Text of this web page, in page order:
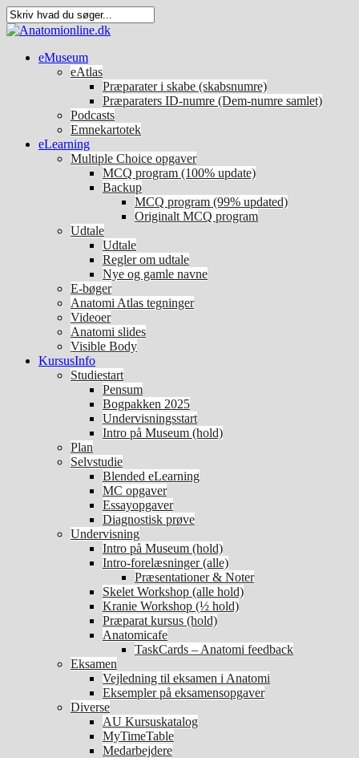
eMuseum
eAtlas
Præparater i skabe (skabsnumre)
Præparaters ID-numre (Dem-numre samlet)
Podcasts
Emnekartotek
eLearning
Multiple Choice opgaver
MCQ program (100% update)
Backup
MCQ program (99% updated)
Originalt MCQ program
Udtale
Udtale
Regler om udtale
Nye og gamle navne
E-bøger
Anatomi Atlas tegninger
Videoer
Anatomi slides
Visible Body
KursusInfo
Studiestart
Pensum
Bogpakken 2025
Undervisningsstart
Intro på Museum (hold)
Plan
Selvstudie
Blended eLearning
MC opgaver
Essayopgaver
Diagnostisk prøve
Undervisning
Intro på Museum (hold)
Intro-forelæsninger (alle)
Præsentationer & Noter
Skelet Workshop (alle hold)
Kranie Workshop (½ hold)
Præparat kursus (hold)
Anatomicafe
TaskCards – Anatomi feedback
Eksamen
Vejledning til eksamen i Anatomi
Eksempler på eksamensopgaver
Diverse
AU Kursuskatalog
MyTimeTable
Medarbejdere